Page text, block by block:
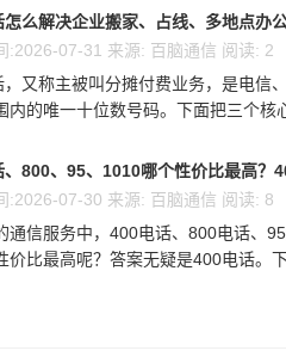
么解决企业搬家、占线、多地点办
:2026-07-31 来源: 百脑通信 阅读: 2
又称主被叫分摊付费业务，是电信
内的唯一十位数号码。下面把三个核
、800、95、1010哪个性价比最高？
:2026-07-30 来源: 百脑通信 阅读: 8
通信服务中，400电话、800电话、
价比最高呢？答案无疑是400电话。